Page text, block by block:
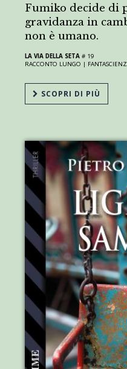
Fumiko decide di
gravidanza in
non è umano.
LA VIA DELLA SETA # 19
RACCONTO LUNGO |
SCOPRI DI PIÙ